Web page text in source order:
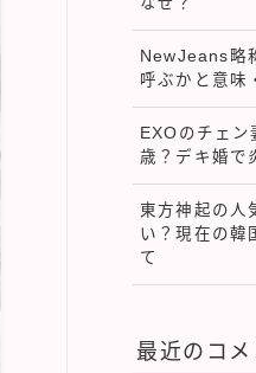
NewJeans略
呼ぶかと意味
EXOのチェン
歳？デキ婚で
東方神起の人
い？現在の韓
て
最近のコメ